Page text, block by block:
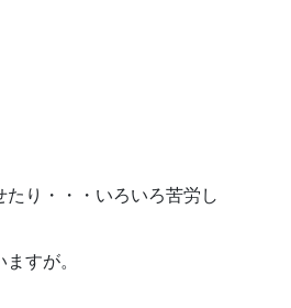
り・・・いろいろ苦労し
すが。